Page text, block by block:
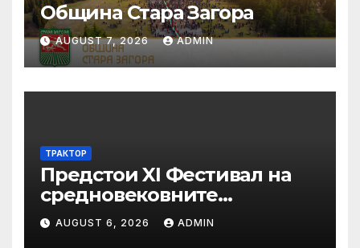
Община Стара Загора
AUGUST 7, 2026 ADMIN
ТРАКТОР
Предстои XI Фестивал на
средновековните
традиции, бит и култура
„Калето
AUGUST 6, 2026 ADMIN